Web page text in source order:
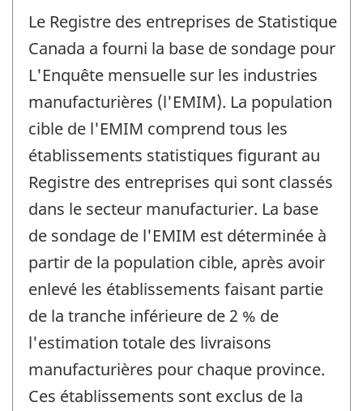
Le Registre des entreprises de Statistique
Canada a fourni la base de sondage pour
L'Enquête mensuelle sur les industries
manufacturières (l'EMIM). La population
cible de l'EMIM comprend tous les
établissements statistiques figurant au
Registre des entreprises qui sont classés
dans le secteur manufacturier. La base
de sondage de l'EMIM est déterminée à
partir de la population cible, après avoir
enlevé les établissements faisant partie
de la tranche inférieure de 2 % de
l'estimation totale des livraisons
manufacturières pour chaque province.
Ces établissements sont exclus de la